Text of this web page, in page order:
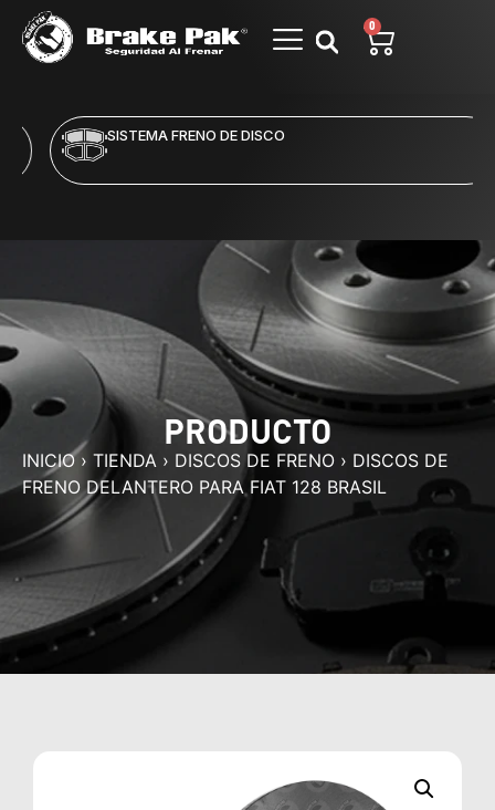
0
SISTEMA FRENO DE DISCO
PRODUCTO
INICIO› TIENDA › DISCOS DE FRENO › DISCOS DE
FRENO DELANTERO PARA FIAT 128 BRASIL